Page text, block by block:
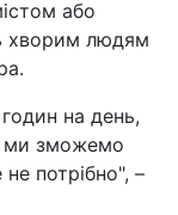
або
хворим людям
на день,
ми зможемо
потрібно", –